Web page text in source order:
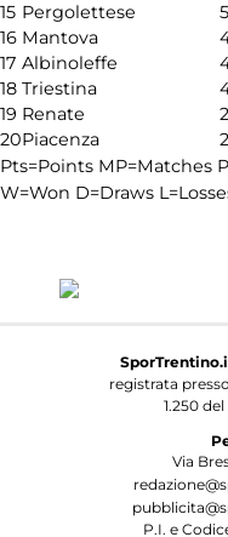
15 Pergolettese 5
16 Mantova
17 Albinoleffe
18 Triestina
19 Renate 2
20Piacenza 2
Pts=Points MP=Matches
W=Won D=Draws
registrata
1.250
Via
P.I. e